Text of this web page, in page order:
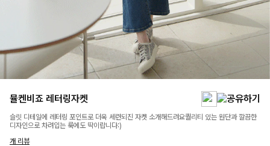
뮬켄비죠 레터링자켓
슬릿 디테일에 레터링 포인트로 더욱 세련되진 자켓 소개해드려요퀄리티 있는 원단과 깔끔한
디자인으로 차려입는 룩에도 딱이랍니다:)
개 리뷰